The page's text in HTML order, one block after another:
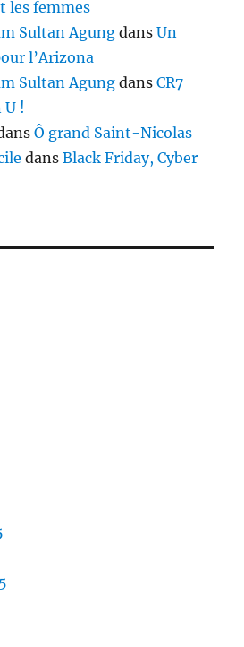
les femmes
Sultan Agung dansUn
l’Arizona
Sultan Agung dansCR7
!
Ô grand Saint-Nicolas
dansBlack Friday, Cyber